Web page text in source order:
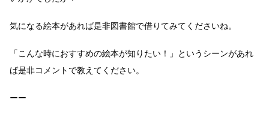
気になる絵本があれば是非図書館で借りてみてくださいね。
「こんな時におすすめの絵本が知りたい！」というシーンがあれ
ば是非コメントで教えてください。
ーー